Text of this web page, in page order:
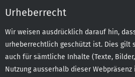
Urheberrecht
Wir weisen ausdrücklich darauf hin,
urheberrechtlich geschützt ist. Dies gilt
auch für sämtliche Inhalte (Texte, Bilder,
Nutzung ausserhalb dieser